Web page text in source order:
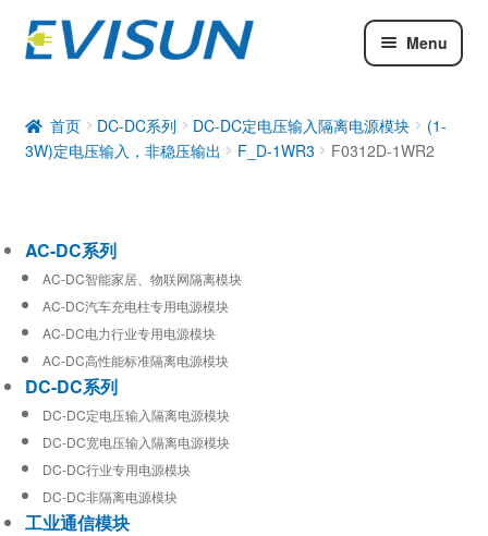
Menu
DC-DC系列
工业通信模块
首页 DC-DC系列 DC-DC定电压输入隔离电源模块
(1-
3W)定电压输入，非稳压输出
F_D-1WR3 F0312D-1WR2
AC-DC系列
AC-DC智能家居、物联网隔离模块
AC-DC汽车充电柱专用电源模块
AC-DC电力行业专用电源模块
AC-DC高性能标准隔离电源模块
DC-DC系列
DC-DC定电压输入隔离电源模块
DC-DC宽电压输入隔离电源模块
DC-DC行业专用电源模块
DC-DC非隔离电源模块
工业通信模块